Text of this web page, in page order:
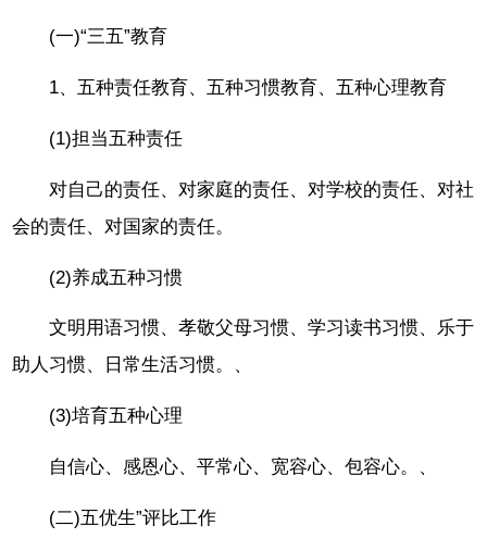
(一)“三五”教育
1、五种责任教育、五种习惯教育、五种心理教育
(1)担当五种责任
对自己的责任、对家庭的责任、对学校的责任、对社
会的责任、对国家的责任。
(2)养成五种习惯
文明用语习惯、孝敬父母习惯、学习读书习惯、乐于
助人习惯、日常生活习惯。、
(3)培育五种心理
自信心、感恩心、平常心、宽容心、包容心。、
(二)五优生”评比工作